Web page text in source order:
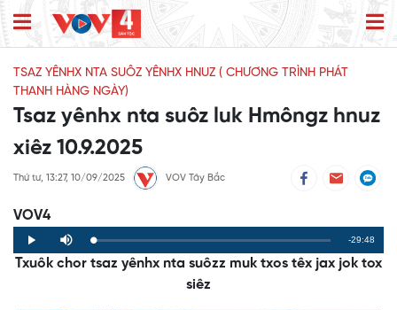
TSAZ YÊNHX NTA SUÔZ YÊNHX HNUZ ( CHƯƠNG TRÌNH PHÁT
THANH HÀNG NGÀY)
Tsaz yênhx nta suôz luk Hmôngz hnuz
xiêz 10.9.2025
Thứ tư, 13:27, 10/09/2025 VOV Tây Bắc
VOV4
Play Mute Loaded:
0%
Progress:
0%
Remaining
Time
-29:48
Txuôk chor tsaz yênhx nta suôzz muk txos têx jax jok tox
siêz